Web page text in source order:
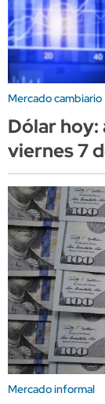
Mercado cambiario
Dólar hoy:
viernes 7
Mercado informal